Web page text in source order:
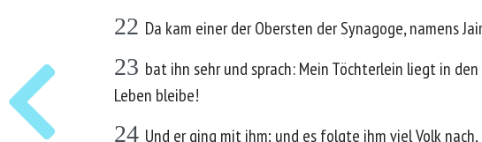
22 Da kam einer der Obersten der Synagoge, namens
23 bat ihn sehr und sprach: Mein Töchterlein liegt in
Leben bleibe!
24 Und er ging mit ihm; und es folgte ihm viel Volk